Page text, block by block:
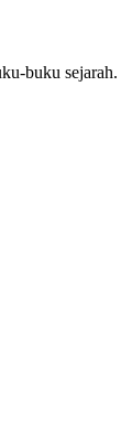
buku sejarah.